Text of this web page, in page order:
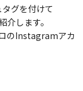
グを付けて
します。
のInstagramアカ